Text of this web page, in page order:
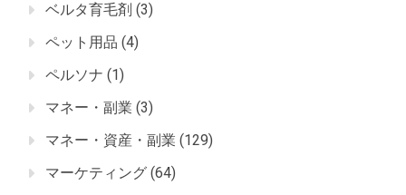
ベルタ育毛剤 (3)
ペット用品 (4)
ペルソナ (1)
マネー・副業 (3)
マネー・資産・副業 (129)
マーケティング (64)